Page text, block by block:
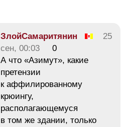
ЗлойСамаритянин
25
сен, 00:03
0
А что «Азимут», какие
претензии
к аффилированному
крюингу,
располагающемуся
в том же здании, только